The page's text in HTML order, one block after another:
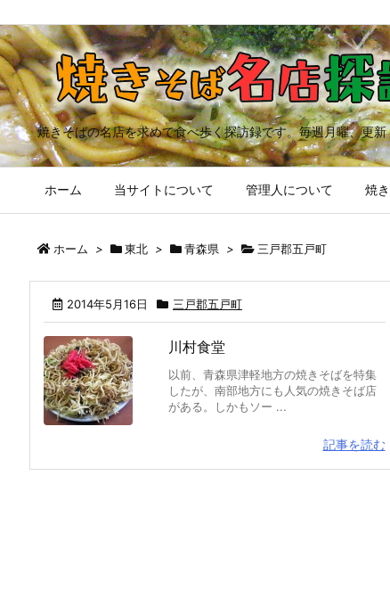
焼きそばの名店を求めて食べ歩く探訪録です。毎週月曜、更新
ホーム 当サイトについて 管理人について 焼
ホーム > 東北 > 青森県 > 三戸郡五戸町
2014年5月16日 三戸郡五戸町
川村食堂
以前、青森県津軽地方の焼きそばを特集
したが、南部地方にも人気の焼きそば店
がある。しかもソー ...
記事を読む